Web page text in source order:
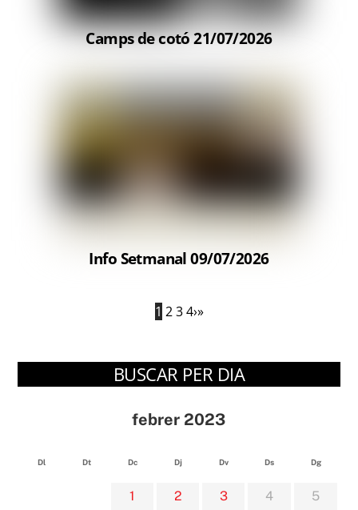
Camps de cotó 21/07/2026
Info Setmanal 09/07/2026
1 2 3 4›»
BUSCAR PER DIA
febrer 2023
Dl Dt Dc Dj Dv Ds Dg
1 2 3 4 5